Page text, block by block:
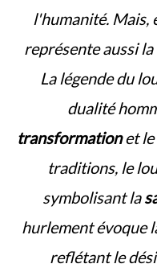
l'humanité. Mais,
représente aussi la
La légende du
dualité
transformationet le
traditions, le
symbolisant la
hurlement évoque
reflétant le